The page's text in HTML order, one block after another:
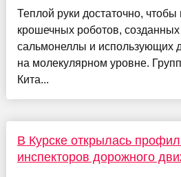
Теплой руки достаточно,
крошечных роботов,
сальмонеллы и использующих
на молекулярном уровне.
Кита...
В Курске открылась
инспекторов дорожного